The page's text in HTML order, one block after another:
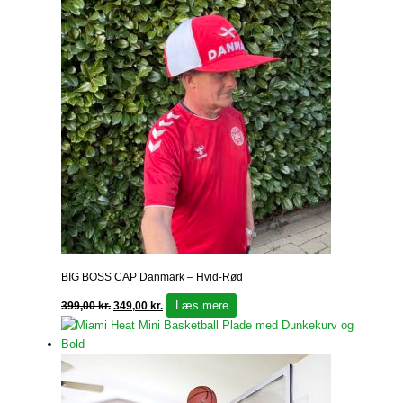
BIG BOSS CAP Danmark – Hvid-Rød
399,00kr. 349,00 kr. Læs mere